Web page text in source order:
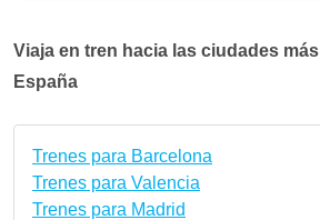
Viaja en tren hacia las ciudades
España
Trenes para Barcelona
Trenes para Valencia
Trenes para Madrid